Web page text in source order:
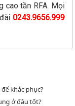
cao tần RFA. Mọi
0243.9656.999
khắc phục?
ở đâu tốt?